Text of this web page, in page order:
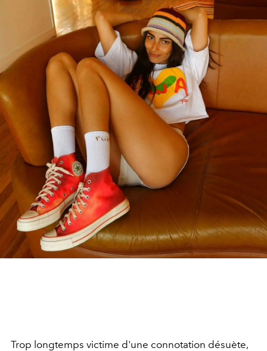
Trop longtemps victime d'une connotation désuète,